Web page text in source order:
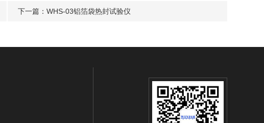
下一篇： WHS-03铝箔袋热封试验仪